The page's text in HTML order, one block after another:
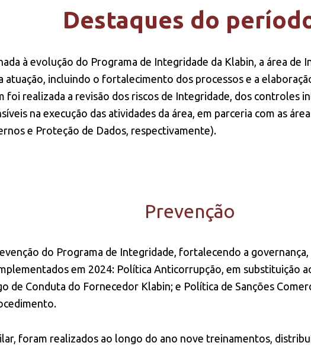
Destaques do
à evolução do Programa de Integridade da Klabin, a área de
atuação, incluindo o fortalecimento dos processos e a
foi realizada a revisão dos riscos de Integridade, dos controles
na execução das atividades da área, em parceria com as
e Proteção de Dados, respectivamente).
Prevenção
do Programa de Integridade, fortalecendo a
em 2024: Política Anticorrupção, em substituição
de Conduta do Fornecedor Klabin; e Política de Sanções
foram realizados ao longo do ano nove treinamentos,